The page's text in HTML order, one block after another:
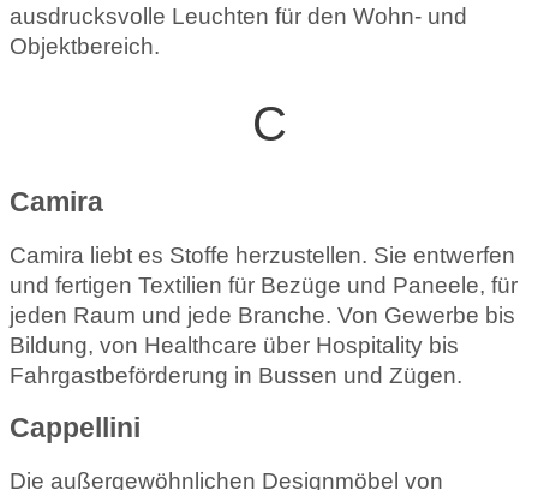
ausdrucksvolle Leuchten für den Wohn- und
Objektbereich.
C
Camira
Camira liebt es Stoffe herzustellen. Sie entwerfen
und fertigen Textilien für Bezüge und Paneele, für
jeden Raum und jede Branche. Von Gewerbe bis
Bildung, von Healthcare über Hospitality bis
Fahrgastbeförderung in Bussen und Zügen.
Cappellini
Die außergewöhnlichen Designmöbel von